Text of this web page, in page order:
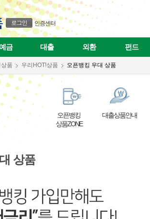
로그인 인증센터
금 대출 외환 펀드
품 우리HOT!상품 오픈뱅킹 우대 상품
오픈뱅킹
상품ZONE
대출상품안내
상품